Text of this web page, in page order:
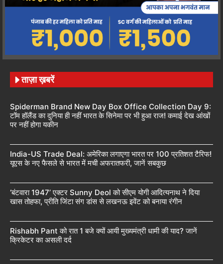
ताज़ा ख़बरें
Spiderman Brand New Day Box Office Collection Day 9:
टॉम हॉलैंड का दुनिया ही नहीं भारत के सिनेमा पर भी हुआ राज! कमाई देख आंखों
पर नहीं होगा यकीन
India-US Trade Deal: अमेरिका लगाएगा भारत पर 100 प्रतिशत टैरिफ!
यूएस के नए फैसले से भारत में मची अफरातफरी, जानें सबकुछ
‘बंटवारा 1947’ एक्टर Sunny Deol को सीएम योगी आदित्यनाथ ने दिया
खास तोहफा, प्रीति जिंटा संग डांस से लखनऊ इवेंट को बनाया रंगीन
Rishabh Pant को रात 1 बजे क्यों आयी मुख्यमंत्री धामी की याद? जानें
क्रिकेटर का असली दर्द